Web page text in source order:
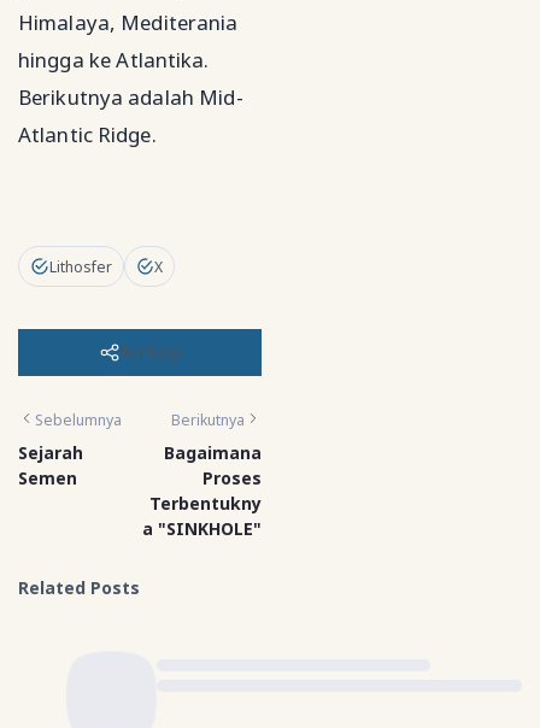
Himalaya, Mediterania
hingga ke Atlantika.
Berikutnya adalah Mid-
Atlantic Ridge.
Lithosfer X
Berbagi
Sebelumnya
Sejarah
Semen
Berikutnya
Bagaimana
Proses
Terbentukny
a "SINKHOLE"
Related Posts